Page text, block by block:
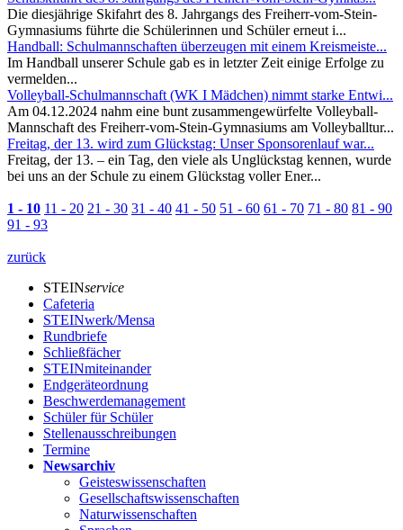
Die diesjährige Skifahrt des 8. Jahrgangs des Freiherr-vom-Stein-
Gymnasiums führte die Schülerinnen und Schüler erneut i...
Handball: Schulmannschaften überzeugen mit einem Kreismeiste...
Im Handball unserer Schule gab es in letzter Zeit einige Erfolge zu
vermelden...
Volleyball-Schulmannschaft (WK I Mädchen) nimmt starke Entwi...
Am 04.12.2024 nahm eine bunt zusammengewürfelte Volleyball-
Mannschaft des Freiherr-vom-Stein-Gymnasiums am Volleyballtur...
Freitag, der 13. wird zum Glückstag: Unser Sponsorenlauf war...
Freitag, der 13. – ein Tag, den viele als Unglückstag kennen, wurde
bei uns an der Schule zu einem Glückstag voller Ener...
1 - 10 11 - 20 21 - 30 31 - 40 41 - 50 51 - 60 61 - 70 71 - 80 81 - 90
91 - 93
zurück
STEINservice
Cafeteria
STEINwerk/Mensa
Rundbriefe
Schließfächer
STEINmiteinander
Endgeräteordnung
Beschwerdemanagement
Schüler für Schüler
Stellenausschreibungen
Termine
Newsarchiv
Geisteswissenschaften
Gesellschaftswissenschaften
Naturwissenschaften